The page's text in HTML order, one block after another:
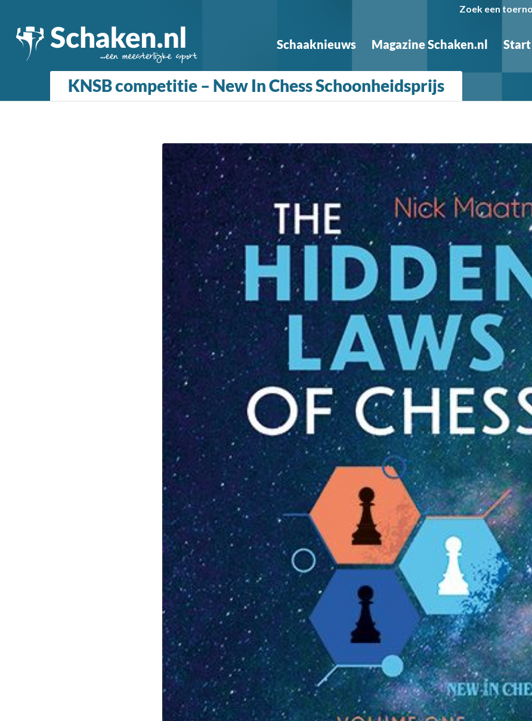
Zoek een
Schaaknieuws Magazine Schaken.nl
KNSB competitie – New In Chess Schoonheidsprijs